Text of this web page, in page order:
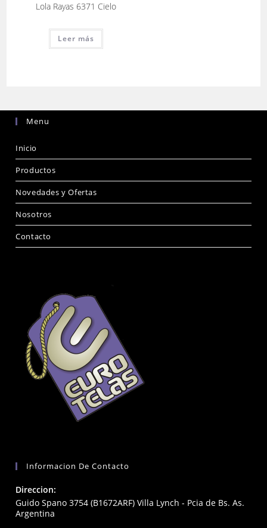
Lola Rayas 6371 Cielo
Leer más
Menu
Inicio
Productos
Novedades y Ofertas
Nosotros
Contacto
Informacion De Contacto
Direccion:
Guido Spano 3754 (B1672ARF) Villa Lynch - Pcia de Bs. As.
Argentina